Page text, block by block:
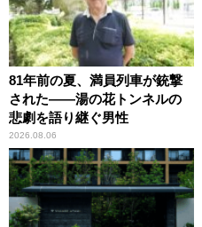
81年前の夏、満員列車が銃撃
された――湯の花トンネルの
悲劇を語り継ぐ男性
2026.08.06